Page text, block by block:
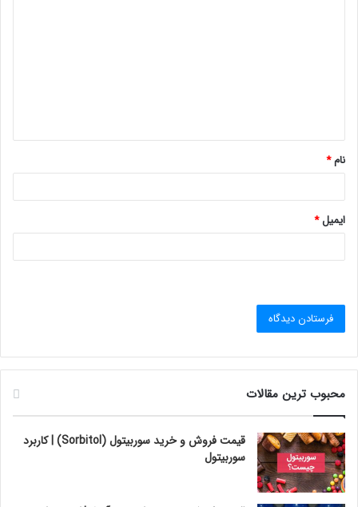
*
نام*
ایمیل*
محبوب ترین مقالات
قیمت فروش و خرید سوربیتول (Sorbitol) | کاربرد
سوربیتول